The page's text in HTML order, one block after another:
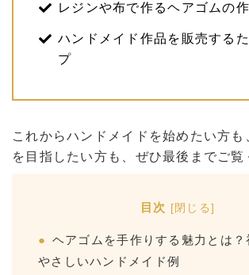
レジンや布で作るヘアゴムの
ハンドメイド作品を販売する
プ
これからハンドメイドを始めたい方
を目指したい方も、ぜひ最後までご覧
目次 [ 閉じる ]
ヘアゴムを手作りする魅力とは？
やさしいハンドメイド例